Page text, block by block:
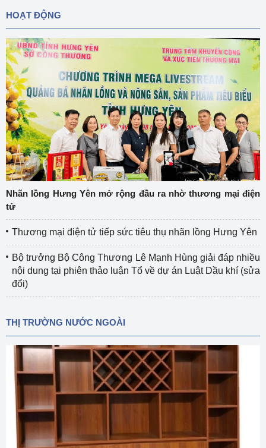
HOẠT ĐỘNG
Nhãn lồng Hưng Yên mở rộng đầu ra nhờ thương mại điện
tử
Thương mại điện tử tiếp sức tiêu thụ nhãn lồng Hưng Yên
Bộ trưởng Bộ Công Thương Lê Mạnh Hùng giải đáp nhiều
nội dung tại phiên thảo luận Tổ về dự án Luật Dầu khí (sửa
đổi)
THỊ TRƯỜNG NƯỚC NGOÀI